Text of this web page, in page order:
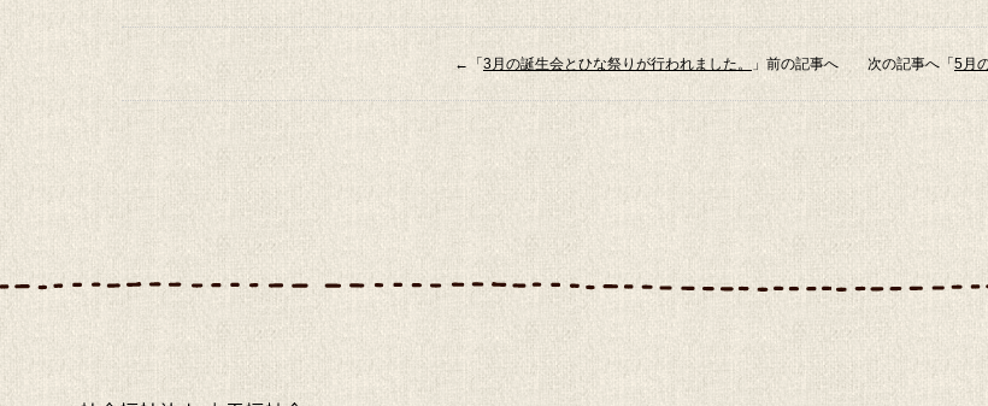
←「3月の誕生会とひな祭りが行われました。 」前の記事へ 次の記事へ「 5月